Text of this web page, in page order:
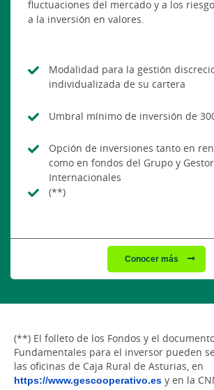
fluctuaciones del mercado y a los
a la inversión en valores.
Modalidad para la gestión
individualizada de su cartera
Umbral mínimo de inversión de
Opción de inversiones tanto en
como en fondos del Grupo y
Internacionales
(**)
Conocer más
(**) El folleto de los Fondos y el
Fundamentales para el inversor pueden
las oficinas de Caja Rural de Asturias, en
https://www.gescooperativo.es y en la